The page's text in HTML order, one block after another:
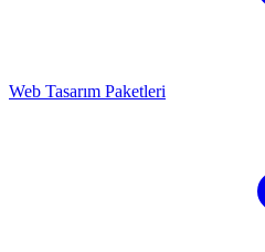
Web Tasarım Paketleri